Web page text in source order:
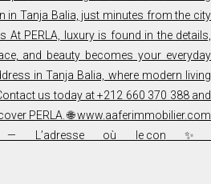
✨ RÉSIDENCE ENNASEEM — L’adresse où le con